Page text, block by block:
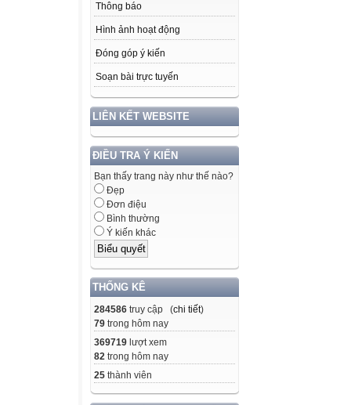
Thông báo
Hình ảnh hoạt động
Đóng góp ý kiến
Soạn bài trực tuyến
LIÊN KẾT WEBSITE
ĐIỀU TRA Ý KIẾN
Bạn thấy trang này như thế nào?
Đẹp
Đơn điệu
Bình thường
Ý kiến khác
THỐNG KÊ
284586 truy cập (chi tiết)
79 trong hôm nay
369719 lượt xem
82 trong hôm nay
25 thành viên